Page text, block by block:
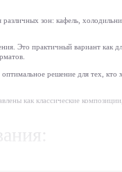
зон: кафель,
Это практичный вариант как
решение для тех, кто
как классические